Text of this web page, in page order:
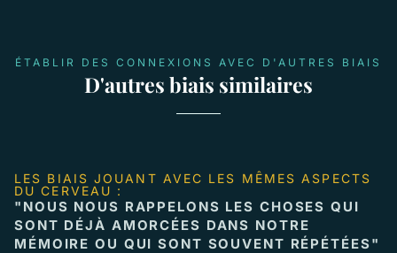
ÉTABLIR DES CONNEXIONS AVEC D'AUTRES BIAIS
D'autres biais similaires
LES BIAIS JOUANT AVEC LES MÊMES ASPECTS
DU CERVEAU :
"NOUS NOUS RAPPELONS LES CHOSES QUI
SONT DÉJÀ AMORCÉES DANS NOTRE
MÉMOIRE OU QUI SONT SOUVENT RÉPÉTÉES"